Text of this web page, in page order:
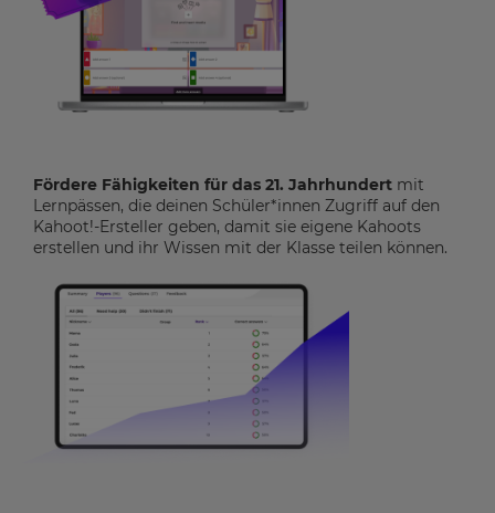
Fördere Fähigkeiten für das 21. Jahrhundert mit
Lernpässen, die deinen Schüler*innen Zugriff auf den
Kahoot!-Ersteller geben, damit sie eigene Kahoots
erstellen und ihr Wissen mit der Klasse teilen können.